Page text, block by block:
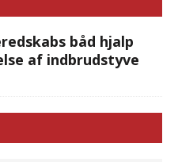
båd hjalp
af indbrudstyve